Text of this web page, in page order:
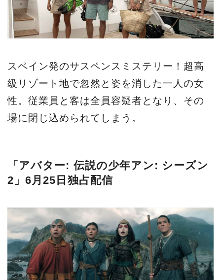
スペイン発のサスペンスミステリー！超高
級リゾート地で忽然と姿を消した一人の女
性。従業員と客は全員容疑者となり、その
場に閉じ込められてしまう。
「アバター: 伝説の少年アン: シーズン
2」6月25日独占配信